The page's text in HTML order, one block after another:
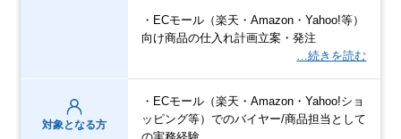
・ECモール（楽天・Amazon・Yahoo!等）
向け商品の仕入れ計画立案・発注
…続きを読む
対象となる方
・ECモール（楽天・Amazon・Yahoo!ショ
ッピング等）でのバイヤー/商品担当として